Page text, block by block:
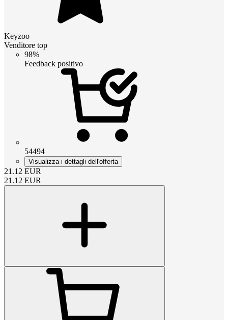
Keyzoo
Venditore top
98%
Feedback positivo
54494
Visualizza i dettagli dell'offerta
21.12 EUR
21.12 EUR